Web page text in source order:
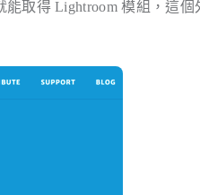
能取得 Lightroom 模組，這個